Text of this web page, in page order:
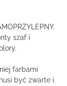
szaf i
farbami
być zwarte i